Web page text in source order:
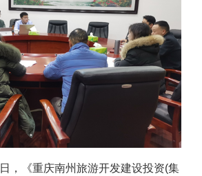
日，《重庆南州旅游开发建设投资(集